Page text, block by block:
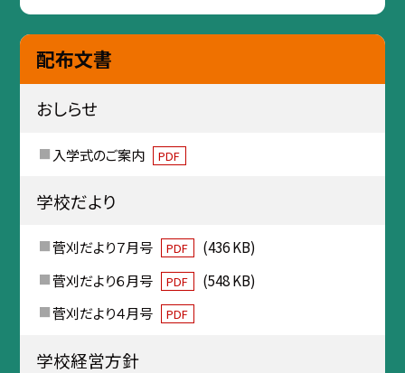
配布文書
おしらせ
入学式のご案内 PDF
学校だより
菅刈だより７月号 PDF
(436 KB)
菅刈だより６月号
PDF
(548 KB)
菅刈だより４月号
PDF
学校経営方針